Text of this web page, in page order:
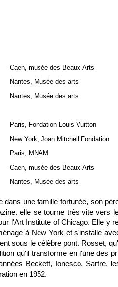
Caen, musée des Beaux-Arts
Nantes, Musée des arts
Nantes, Musée des arts
Paris, Fondation Louis Vuitton
New York, Joan Mitchell Fondation
Paris, MNAM
Caen, musée des Beaux-Arts
Nantes, Musée des arts
une famille fortunée, son
elle se tourne très vite vers
l'Art Institute of Chicago. Elle y
à New York et s'installe
sous le célèbre pont. Rosset,
qu'il transforme en l'une des
Beckett, Ionesco, Sartre,
en 1952.